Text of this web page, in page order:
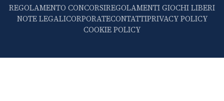
REGOLAMENTO CONCORSIREGOLAMENTI GIOCHI LIBERI
NOTE LEGALICORPORATECONTATTIPRIVACY POLICY
COOKIE POLICY